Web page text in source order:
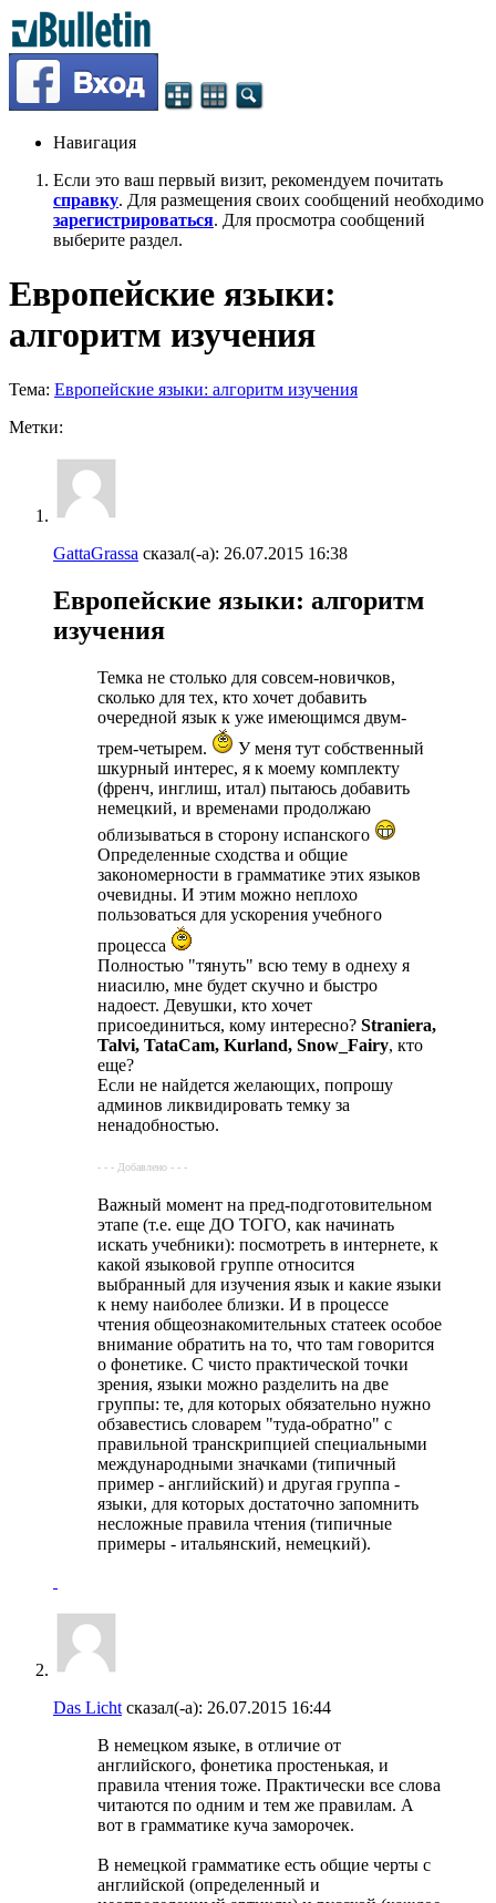
Навигация
Если это ваш первый визит, рекомендуем почитать
справку. Для размещения своих сообщений необходимо
зарегистрироваться. Для просмотра сообщений
выберите раздел.
Европейские языки:
алгоритм изучения
Тема: Европейские языки: алгоритм изучения
Метки:
GattaGrassa сказал(-а): 26.07.2015 16:38
Европейские языки: алгоритм
изучения
Темка не столько для совсем-новичков,
сколько для тех, кто хочет добавить
очередной язык к уже имеющимся двум-
трем-четырем.
У меня тут собственный
шкурный интерес, я к моему комплекту
(френч, инглиш, итал) пытаюсь добавить
немецкий, и временами продолжаю
облизываться в сторону испанского
Определенные сходства и общие
закономерности в грамматике этих языков
очевидны. И этим можно неплохо
пользоваться для ускорения учебного
процесса
Полностью "тянуть" всю тему в однеху я
ниасилю, мне будет скучно и быстро
надоест. Девушки, кто хочет
присоединиться, кому интересно? Straniera,
Talvi, TataCam, Kurland, Snow_Fairy, кто
еще?
Если не найдется желающих, попрошу
админов ликвидировать темку за
ненадобностью.
- - - Добавлено - - -
Важный момент на пред-подготовительном
этапе (т.е. еще ДО ТОГО, как начинать
искать учебники): посмотреть в интернете, к
какой языковой группе относится
выбранный для изучения язык и какие языки
к нему наиболее близки. И в процессе
чтения общеознакомительных статеек особое
внимание обратить на то, что там говорится
о фонетике. С чисто практической точки
зрения, языки можно разделить на две
группы: те, для которых обязательно нужно
обзавестись словарем "туда-обратно" с
правильной транскрипцией специальными
международными значками (типичный
пример - английский) и другая группа -
языки, для которых достаточно запомнить
несложные правила чтения (типичные
примеры - итальянский, немецкий).
Das Licht сказал(-а): 26.07.2015 16:44
В немецком языке, в отличие от
английского, фонетика простенькая, и
правила чтения тоже. Практически все слова
читаются по одним и тем же правилам. А
вот в грамматике куча заморочек.
В немецкой грамматике есть общие черты с
английской (определенный и